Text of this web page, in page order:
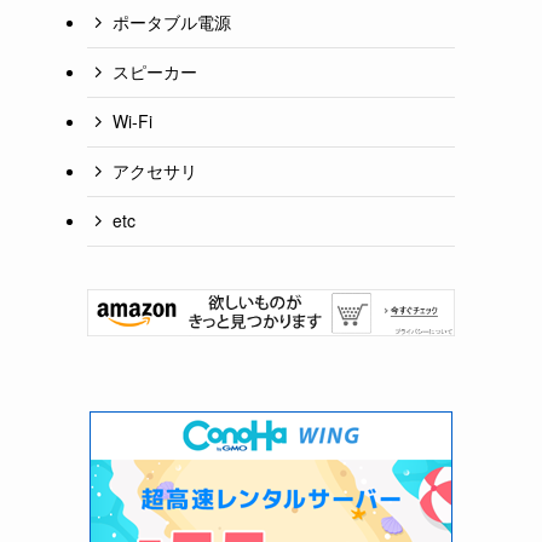
ポータブル電源
スピーカー
Wi-Fi
アクセサリ
etc